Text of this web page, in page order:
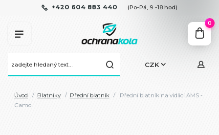
CZK
+420 604 883 440 (Po-Pá, 9 -18 hod)
0
Úvod Blatníky Přední blatník
Přední blatník na vidlici AMS -
Camo